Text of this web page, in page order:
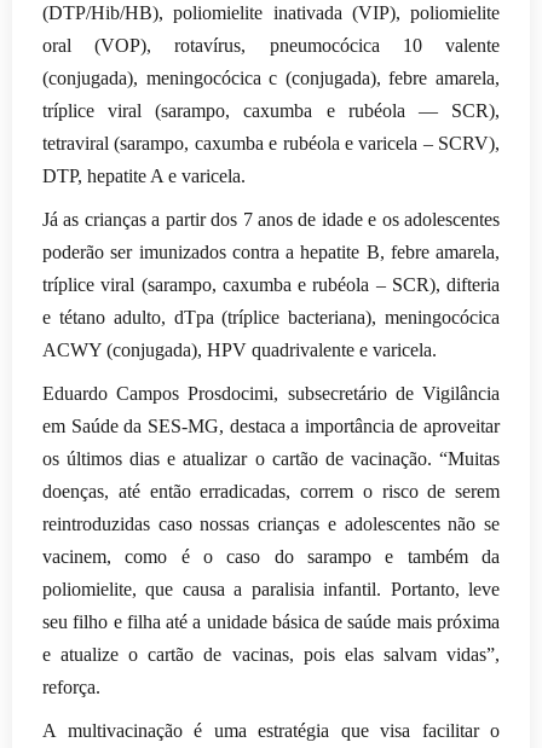
(DTP/Hib/HB), poliomielite inativada (VIP), poliomielite
oral (VOP), rotavírus, pneumocócica 10 valente
(conjugada), meningocócica c (conjugada), febre amarela,
tríplice viral (sarampo, caxumba e rubéola — SCR),
tetraviral (sarampo, caxumba e rubéola e varicela – SCRV),
DTP, hepatite A e varicela.
Já as crianças a partir dos 7 anos de idade e os adolescentes
poderão ser imunizados contra a hepatite B, febre amarela,
tríplice viral (sarampo, caxumba e rubéola – SCR), difteria
e tétano adulto, dTpa (tríplice bacteriana), meningocócica
ACWY (conjugada), HPV quadrivalente e varicela.
Eduardo Campos Prosdocimi, subsecretário de Vigilância
em Saúde da SES-MG, destaca a importância de aproveitar
os últimos dias e atualizar o cartão de vacinação. “Muitas
doenças, até então erradicadas, correm o risco de serem
reintroduzidas caso nossas crianças e adolescentes não se
vacinem, como é o caso do sarampo e também da
poliomielite, que causa a paralisia infantil. Portanto, leve
seu filho e filha até a unidade básica de saúde mais próxima
e atualize o cartão de vacinas, pois elas salvam vidas”,
reforça.
A multivacinação é uma estratégia que visa facilitar o